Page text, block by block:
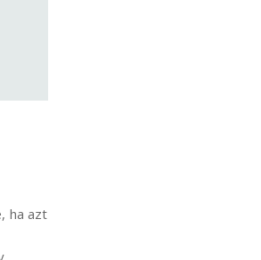
ha azt